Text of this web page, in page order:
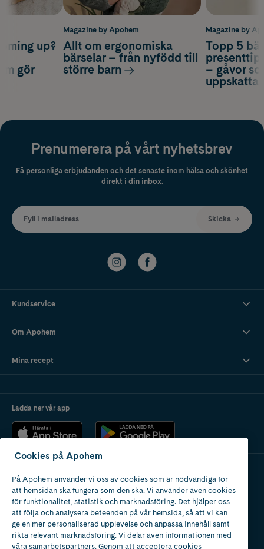
Magazine by
Topp 5
– gåvor
up?
gör
Magazine by Apohem
Allt om ergonomiska
bärselar – från nyfödd till
större barn
Prenumerera på vårt nyhetsbrev
Få personliga erbjudanden och det senaste inom hälsa och skönhet
direkt i din inbox.
Fyll i mailadress Skicka
Kundservice
Om Apohem
Mina recept
Ladda ner vår app
Apotek med tillstånd
av Läkemedelsverket
Cookies på Apohem
På Apohem använder vi oss av cookies som är nödvändiga för
att hemsidan ska fungera som den ska. Vi använder även cookies
för funktionalitet, statistik och marknadsföring. Det hjälper oss
att följa och analysera beteenden på vår hemsida, så att vi kan
ge en mer personaliserad upplevelse och anpassa innehåll samt
rikta relevant marknadsföring. Vi delar även informationen med
våra samarbetspartners. Genom att acceptera cookies